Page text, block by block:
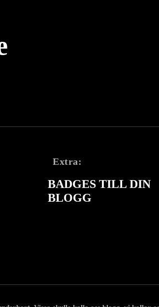
Extra:
BADGES TILL DIN
BLOGG